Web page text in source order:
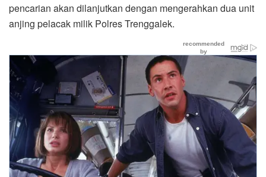
pencarian akan dilanjutkan dengan mengerahkan dua unit
anjing pelacak milik Polres Trenggalek.